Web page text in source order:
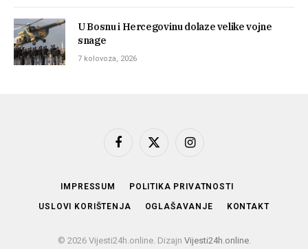
U Bosnu i Hercegovinu dolaze velike vojne
snage
7 kolovoza, 2026
Facebook
X
Instagram
IMPRESSUM POLITIKA PRIVATNOSTI
USLOVI KORIŠTENJA OGLAŠAVANJE KONTAKT
© 2026 Vijesti24h.online. Dizajn Vijesti24h.online.